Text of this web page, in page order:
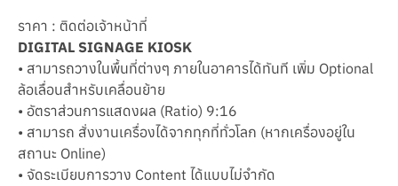
ราคา : ติดต่อเจ้าหน้าที่
DIGITAL SIGNAGE KIOSK
• สามารถวางในพื้นที่ต่างๆ ภายในอาคารได้ทันที เพิ่ม Optional
ล้อเลื่อนสำหรับเคลื่อนย้าย
• อัตราส่วนการแสดงผล (Ratio) 9:16
• สามารถ สั่งงานเครื่องได้จากทุกที่ทั่วโลก (หากเครื่องอยู่ใน
สถานะ Online)
• จัดระเบียบการวาง Content ได้แบบไม่จำกัด